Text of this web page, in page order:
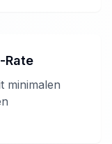
Rate
minimalen